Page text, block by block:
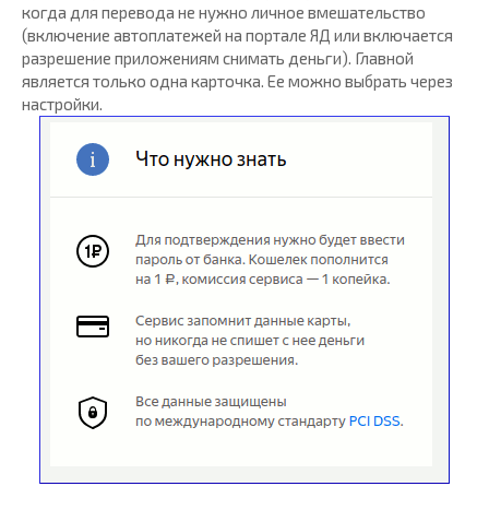
когда для перевода не нужно личное вмешательство
(включение автоплатежей на портале ЯД или включается
разрешение приложениям снимать деньги). Главной
является только одна карточка. Ее можно выбрать через
настройки.